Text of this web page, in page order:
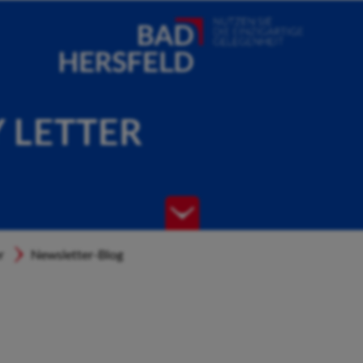
Newsletter-Blog